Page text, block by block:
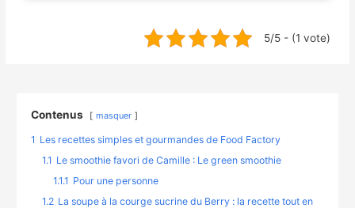
5/5 - (1 vote)
Contenus masquer
1 Les recettes simples et gourmandes de Food Factory
1.1 Le smoothie favori de Camille : Le green smoothie
1.1.1 Pour une personne
1.2 La soupe à la courge sucrine du Berry : la recette tout en